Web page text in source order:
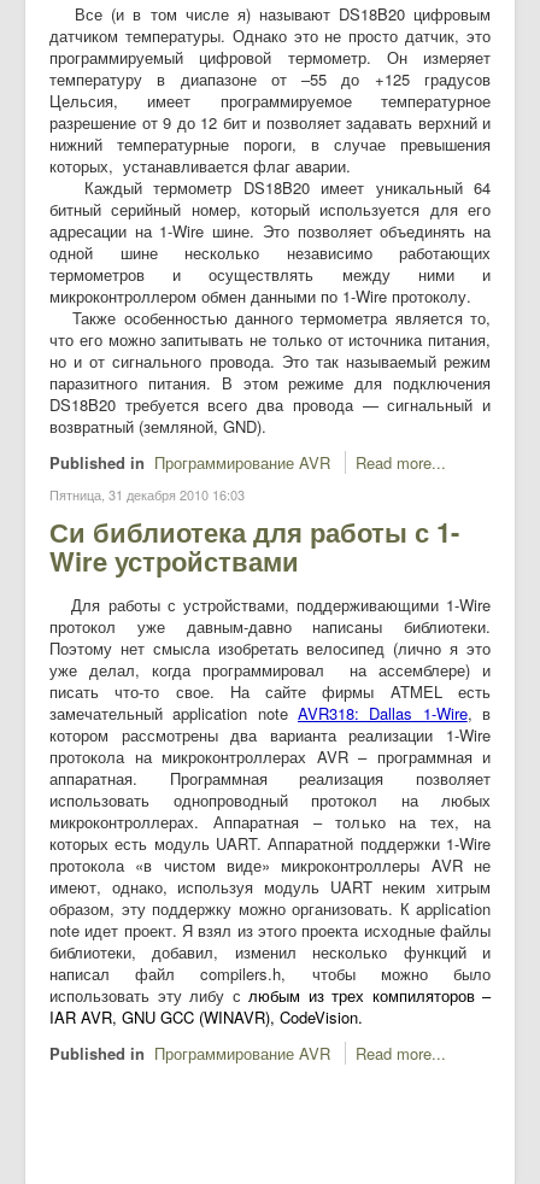
Все (и в том числе я) называют DS18B20 цифровым
датчиком температуры. Однако это не просто датчик, это
программируемый цифровой термометр. Он измеряет
температуру в диапазоне от –55 до +125 градусов
Цельсия, имеет программируемое температурное
разрешение от 9 до 12 бит и позволяет задавать верхний и
нижний температурные пороги, в случае превышения
которых, устанавливается флаг аварии.
Каждый термометр DS18B20 имеет уникальный 64
битный серийный номер, который используется для его
адресации на 1-Wire шине. Это позволяет объединять на
одной шине несколько независимо работающих
термометров и осуществлять между ними и
микроконтроллером обмен данными по 1-Wire протоколу.
Также особенностью данного термометра является то,
что его можно запитывать не только от источника питания,
но и от сигнального провода. Это так называемый режим
паразитного питания. В этом режиме для подключения
DS18B20 требуется всего два провода — сигнальный и
возвратный (земляной, GND).
Published in Программирование AVR Read more...
Пятница, 31 декабря 2010 16:03
Си библиотека для работы с 1-
Wire устройствами
Для работы с устройствами, поддерживающими 1-Wire
протокол уже давным-давно написаны библиотеки.
Поэтому нет смысла изобретать велосипед (лично я это
уже делал, когда программировал на ассемблере) и
писать что-то свое. На сайте фирмы ATMEL есть
замечательный application note AVR318: Dallas 1-Wire, в
котором рассмотрены два варианта реализации 1-Wire
протокола на микроконтроллерах AVR – программная и
аппаратная. Программная реализация позволяет
использовать однопроводный протокол на любых
микроконтроллерах. Аппаратная – только на тех, на
которых есть модуль UART. Аппаратной поддержки 1-Wire
протокола «в чистом виде» микроконтроллеры AVR не
имеют, однако, используя модуль UART неким хитрым
образом, эту поддержку можно организовать. К application
note идет проект. Я взял из этого проекта исходные файлы
библиотеки, добавил, изменил несколько функций и
написал файл compilers.h, чтобы можно было
использовать эту либу с любым из трех компиляторов –
IAR AVR, GNU GCC (WINAVR), CodeVision.
Published in Программирование AVR Read more...